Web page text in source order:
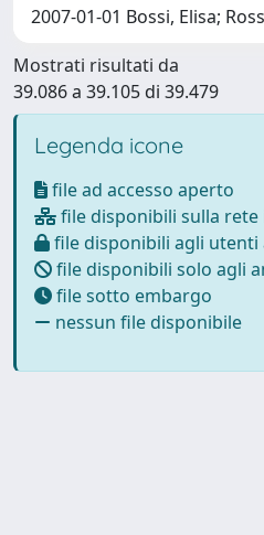
2007-01-01 Bossi, Elisa;
Mostrati risultati da
39.086 a 39.105 di 39.479
Legenda icone
file ad accesso aperto
file disponibili sulla rete
file disponibili agli utenti
file disponibili solo agli
file sotto embargo
nessun file disponibile